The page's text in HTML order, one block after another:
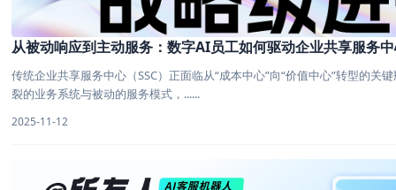
从被动响应到主动服务：数字AI员工如何驱动企业共享服务
传统企业共享服务中心（SSC）正面临从“成本中心”向“价值中心”转型的关
裂的业务系统与被动的服务模式，......
2025-11-12